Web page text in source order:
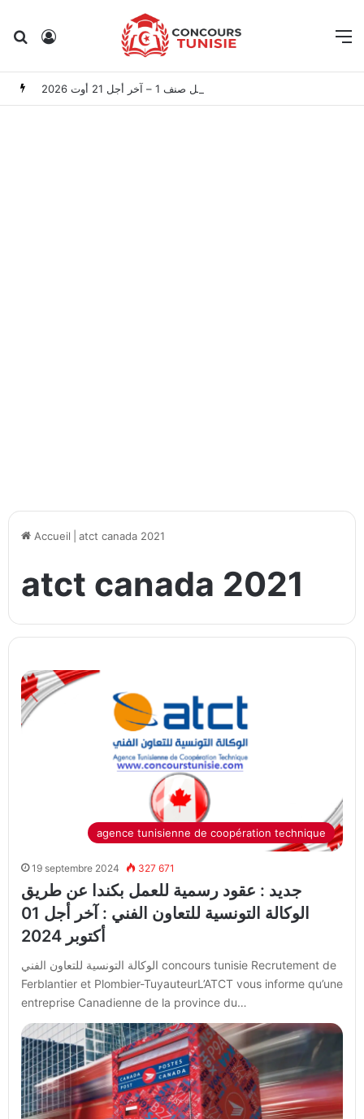
RechercherConnexion
Accueil atct canada 2021
atct canada 2021
agence tunisienne de coopération technique
19 septembre 2024 327 671
جديد : عقود رسمية للعمل بكندا عن طريق
الوكالة التونسية للتعاون الفني : آخر أجل 01
أكتوبر 2024
الوكالة التونسية للتعاون الفني concours tunisie Recrutement de
Ferblantier et Plombier-TuyauteurL’ATCT vous informe qu’une
entreprise Canadienne de la province du…